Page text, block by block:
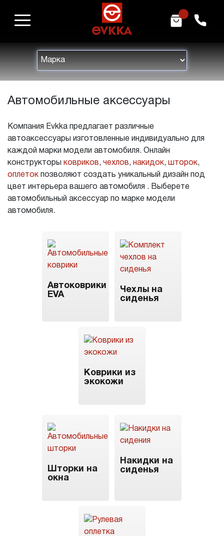
h m
Автомобильные аксессуары
Компания Evkka предлагает различные
автоаксессуары изготовленные индивидуально для
каждой марки модели автомобиля. Онлайн
конструкторы
ковриков, чехлов, накидок, шторок,
оплеток позволяют создать уникальный дизайн под
цвет интерьера вашего автомобиля . Выберете
автомобильный аксессуар по марке модели
автомобиля.
Автоковрики
EVA
Чехлы на
сиденья
Коврики из
экокожи
Шторки на
окна
Накидки на
сиденья